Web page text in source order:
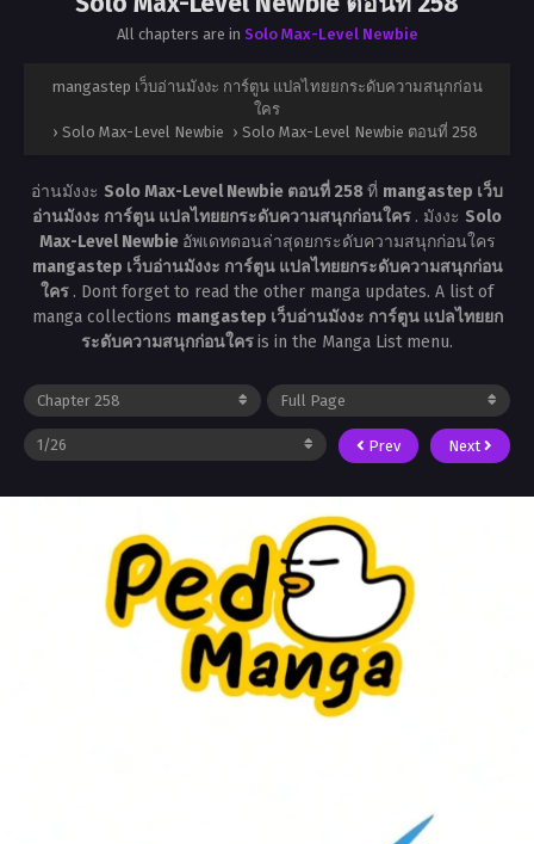
All chapters are in Solo Max-Level Newbie
mangastep เว็บอ่านมังงะ การ์ตูน แปลไทยยกระดับความสนุกก่อน
ใคร
› Solo Max-Level Newbie › Solo Max-Level Newbie ตอนที่ 258
อ่านมังงะ Solo Max-Level Newbie ตอนที่ 258ที่ mangastep เว็บ
อ่านมังงะ การ์ตูน แปลไทยยกระดับความสนุกก่อนใคร . มังงะ Solo
Max-Level Newbie อัพเดทตอนล่าสุดยกระดับความสนุกก่อนใคร
mangastep เว็บอ่านมังงะ การ์ตูน แปลไทยยกระดับความสนุกก่อน
ใคร . Dont forget to read the other manga updates. A list of
manga collections mangastep เว็บอ่านมังงะ การ์ตูน แปลไทยยก
ระดับความสนุกก่อนใครis in the Manga List menu.
Prev Next